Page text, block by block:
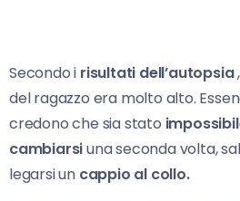
Secondo i risultati dell’autopsia,
del ragazzo era molto alto.
credono che sia stato
cambiarsiuna seconda volta,
legarsi un cappio al collo.